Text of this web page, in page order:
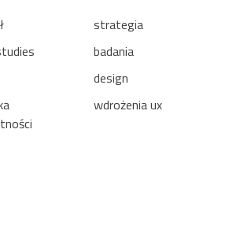
strategia
badania
design
wdrożenia ux